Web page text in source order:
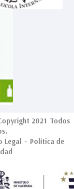
2021 Todos
Legal - Política de